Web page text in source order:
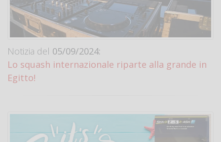
Notizia del 05/09/2024:
Lo squash internazionale riparte alla grande in
Egitto!